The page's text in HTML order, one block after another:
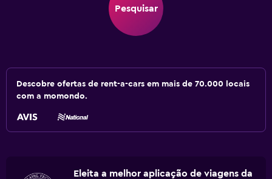
Pesquisar
Descobre ofertas de rent-a-cars em mais de 70.000 locais
com a momondo.
Eleita a melhor aplicação de viagens da